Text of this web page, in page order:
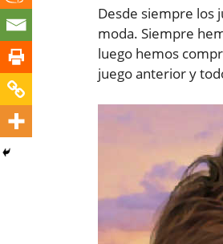
Desde siempre los
moda. Siempre
luego hemos
juego anterior y